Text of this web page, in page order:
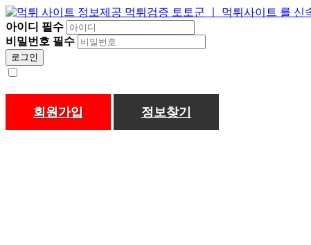
아이디 필수
비밀번호 필수
로그인
회원가입 정보찾기